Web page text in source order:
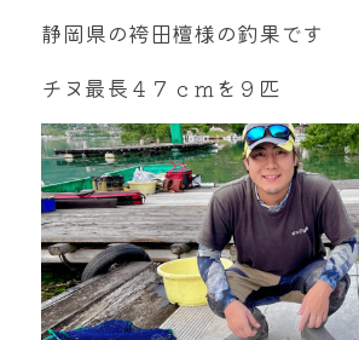
駐車場
お問い合わせ
0597-32-0573
お問い合わせ
静岡県の袴田檀様の釣果です
チヌ最長４７ｃｍを９匹